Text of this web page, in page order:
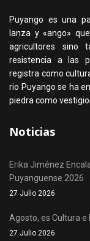
Puyango es una
lanza y «ango»
agricultores sino
resistencia a las
registra como
rio Puyango se ha
piedra como
Noticias
Erika Jiménez
Puyanguense 2026
27 Julio 2026
Agosto, es Cultura
27 Julio 2026